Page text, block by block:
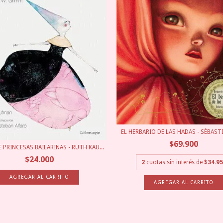
PRINCESAS BAILARINAS - RUTH KAU...
$24.000
EL HERBARIO DE LAS HADAS -
$69.900
2 cuotas sin interés de